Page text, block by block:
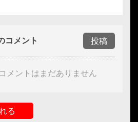
コメント 投稿
メントはまだありません
る